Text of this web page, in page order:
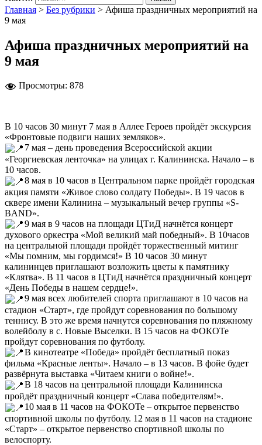
Главная > Без рубрики > Афиша праздничных мероприятий на
9 мая
Афиша праздничных мероприятий на
9 мая
Просмотры: 878
В 10 часов 30 минут 7 мая в Аллее Героев пройдёт экскурсия
«Фронтовые подвиги наших земляков».
7 мая – день проведения Всероссийской акции
«Георгиевская ленточка» на улицах г. Калининска. Начало – в
10 часов.
8 мая в 10 часов в Центральном парке пройдёт городская
акция памяти «Живое слово солдату Победы». В 19 часов в
сквере имени Калинина – музыкальный вечер группы «S-
BAND».
9 мая в 9 часов на площади ЦТиД начнётся концерт
духового оркестра «Мой великий май победный». В 10часов
на центральной площади пройдёт торжественный митинг
«Мы помним, мы гордимся!» В 10 часов 30 минут
калининцев приглашают возложить цветы к памятнику
«Клятва». В 11 часов в ЦТиД начнётся праздничный концерт
«День Победы в нашем сердце!».
9 мая всех любителей спорта приглашают в 10 часов на
стадион «Старт», где пройдут соревнования по большому
теннису. В это же время начнутся соревнования по пляжному
волейболу в с. Новые Выселки. В 15 часов на ФОКОТе
пройдут соревнования по футболу.
В кинотеатре «Победа» пройдёт бесплатный показ
фильма «Красные ленты». Начало – в 13 часов. В фойе будет
развёрнута выставка «Читаем книги о войне!».
В 18 часов на центральной площади Калининска
пройдёт праздничный концерт «Слава победителям!».
10 мая в 11 часов на ФОКОТе – открытое первенство
спортивной школы по футболу. 12 мая в 11 часов на стадионе
«Старт» – открытое первенство спортивной школы по
велоспорту.